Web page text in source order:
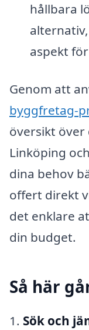
hållbara
aspekt
Genom att
byggfretag-
översikt
Linköping
dina behov
offert direkt
det enklare
din budget.
Så här
1. Sök och